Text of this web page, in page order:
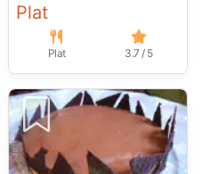
Plat
Plat 3.7 / 5